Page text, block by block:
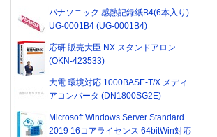
パナソニック 感熱記録紙B4(6本入り)
UG-0001B4 (UG-0001B4)
応研 販売大臣 NX スタンドアロン
(OKN-423533)
大電 環境対応 1000BASE-T/X メディ
アコンバータ (DN1800SG2E)
Microsoft Windows Server Standard
2019 16コアライセンス 64bitWin対応